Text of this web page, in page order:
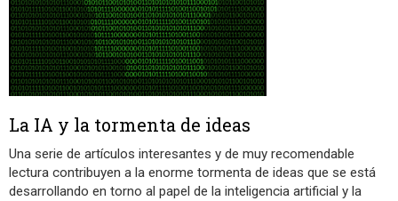
La IA y la tormenta de ideas
Una serie de artículos interesantes y de muy recomendable
lectura contribuyen a la enorme tormenta de ideas que se está
desarrollando en torno al papel de la inteligencia artificial y la